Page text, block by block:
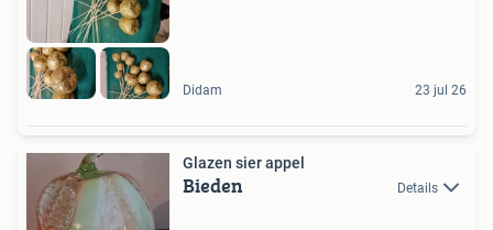
Didam 23 jul 26
Glazen sier appel
Bieden Details